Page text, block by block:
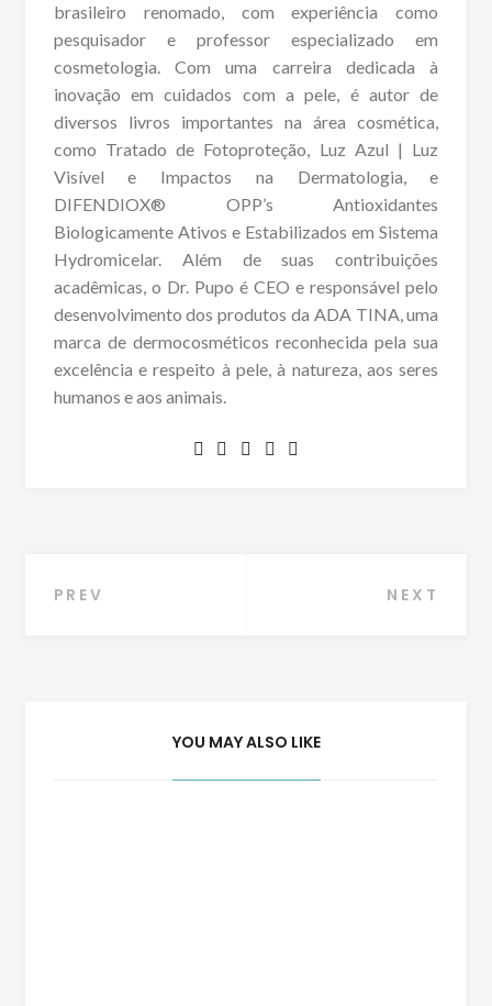
brasileiro renomado, com experiência como
pesquisador e professor especializado em
cosmetologia. Com uma carreira dedicada à
inovação em cuidados com a pele, é autor de
diversos livros importantes na área cosmética,
como Tratado de Fotoproteção, Luz Azul | Luz
Visível e Impactos na Dermatologia, e
DIFENDIOX® OPP’s Antioxidantes
Biologicamente Ativos e Estabilizados em Sistema
Hydromicelar. Além de suas contribuições
acadêmicas, o Dr. Pupo é CEO e responsável pelo
desenvolvimento dos produtos da ADA TINA, uma
marca de dermocosméticos reconhecida pela sua
excelência e respeito à pele, à natureza, aos seres
humanos e aos animais.
Navegação
PREV NEXT
YOU MAY ALSO LIKE